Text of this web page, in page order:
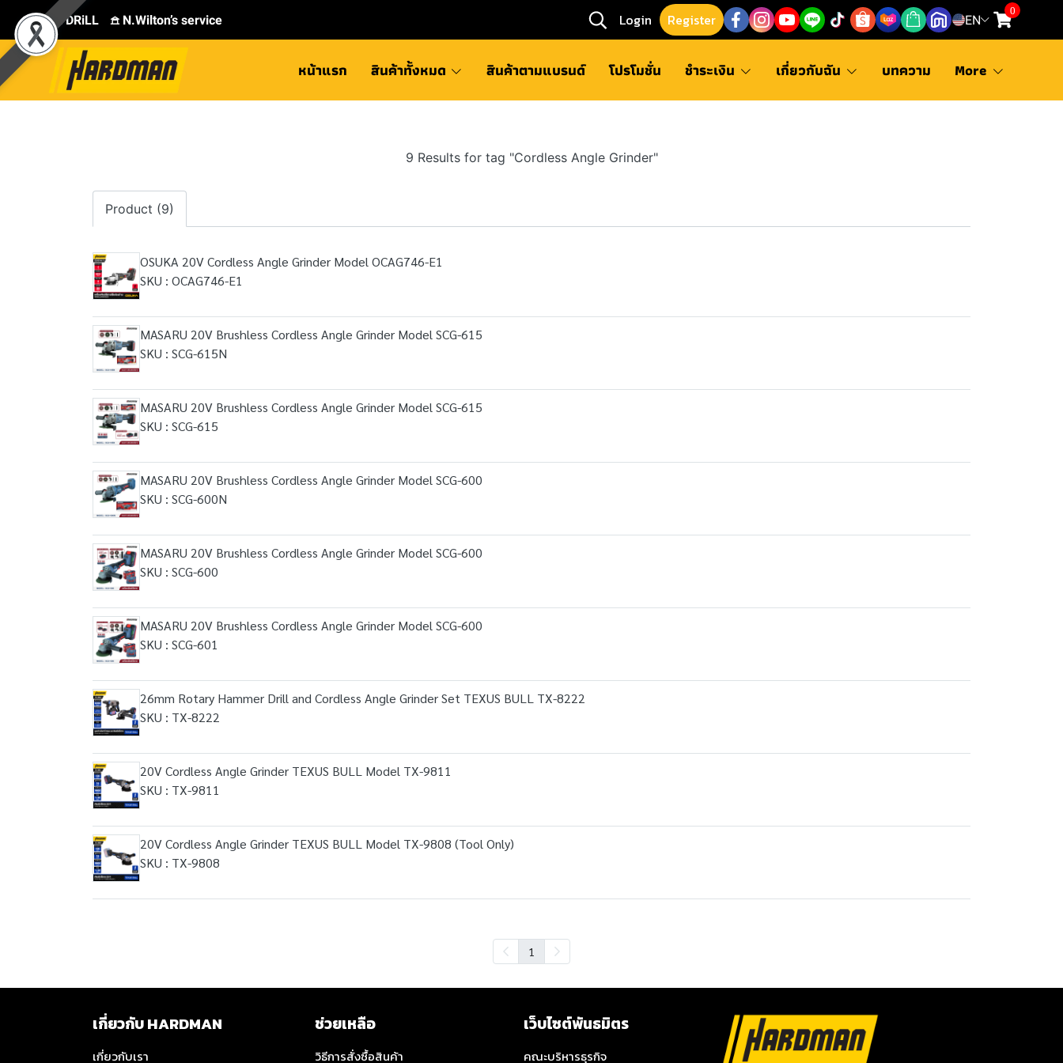
⛾ DRiLL 𖠿 N.Wilton’s service Login Register EN
0
หน้าแรก สินค้าทั้งหมด สินค้าตามแบรนด์ โปรโมชั่น ชำระเงิน เกี่ยวกับฉัน บทความ More
9 Results for tag "Cordless Angle Grinder"
Product (9)
OSUKA 20V Cordless Angle Grinder Model OCAG746-E1
SKU : OCAG746-E1
MASARU 20V Brushless Cordless Angle Grinder Model SCG-615
SKU : SCG-615N
MASARU 20V Brushless Cordless Angle Grinder Model SCG-615
SKU : SCG-615
MASARU 20V Brushless Cordless Angle Grinder Model SCG-600
SKU : SCG-600N
MASARU 20V Brushless Cordless Angle Grinder Model SCG-600
SKU : SCG-600
MASARU 20V Brushless Cordless Angle Grinder Model SCG-600
SKU : SCG-601
26mm Rotary Hammer Drill and Cordless Angle Grinder Set TEXUS BULL TX-8222
SKU : TX-8222
20V Cordless Angle Grinder TEXUS BULL Model TX-9811
SKU : TX-9811
20V Cordless Angle Grinder TEXUS BULL Model TX-9808 (Tool Only)
SKU : TX-9808
1
เกี่ยวกับ HARDMAN
เกี่ยวกับเรา
ช่วยเหลือ
วิธีการสั่งซื้อสินค้า
เว็บไซต์พันธมิตร
คณะบริหารธุรกิจ